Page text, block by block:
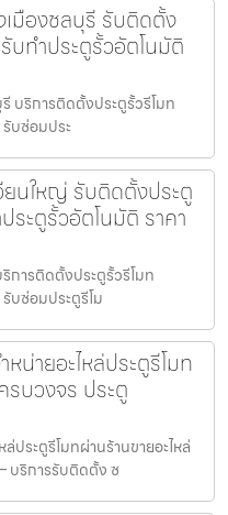
เมืองชลบุรี รับติดตั้ง
บทำประตูรั้วอัตโนมัติ
บริการติดตั้งประตูรั้วรีโมท
รับซ่อมประ
ยนใหญ่ รับติดตั้งประตู
ระตูรั้วอัตโนมัติ ราคา
การติดตั้งประตูรั้วรีโมท
บซ่อมประตูรีโม
น่ายอะไหล่ประตูรีโมท
รบวงจร ประตู
ประตูรีโมทผ่านร้านขายอะไหล่
บริการรับติดตั้ง ซ